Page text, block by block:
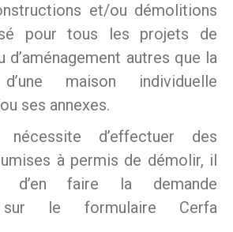
et/ou démolitions
pour tous les projets de
d’aménagement autres que la
maison individuelle
ses annexes.
d’effectuer des
à permis de démolir, il
d’en faire la demande
sur le formulaire Cerfa